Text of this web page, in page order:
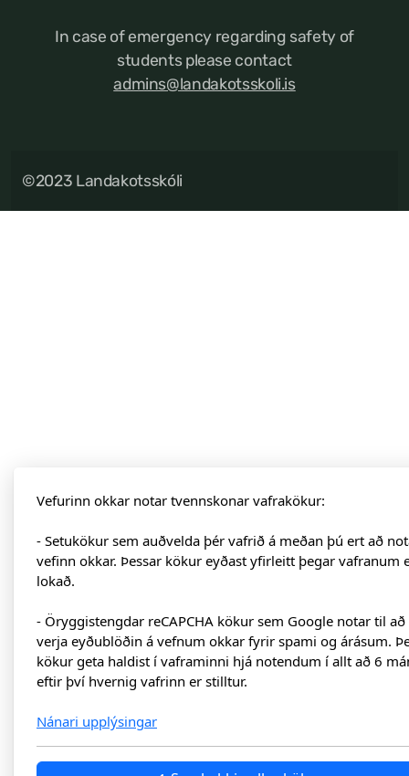
In case of emergency regarding safety of
students please contact
admins@landakotsskoli.is
©2023 Landakotsskóli
Vefurinn okkar notar tvennskonar vafrakökur:
- Setukökur sem auðvelda þér vafrið á meðan þú ert að
vefinn okkar. Þessar kökur eyðast yfirleitt þegar vafranum
lokað.
- Öryggistengdar reCAPCHA kökur sem Google notar til að
verja eyðublöðin á vefnum okkar fyrir spami og árásum.
kökur geta haldist í vaframinni hjá notendum í allt að 6
eftir því hvernig vafrinn er stilltur.
Nánari upplýsingar